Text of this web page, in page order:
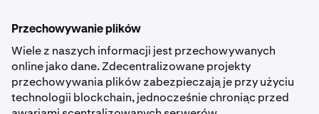
Przechowywanie plików
Wiele z naszych informacji jest przechowywanych
online jako dane. Zdecentralizowane projekty
przechowywania plików zabezpieczają je przy użyciu
technologii blockchain, jednocześnie chroniąc przed